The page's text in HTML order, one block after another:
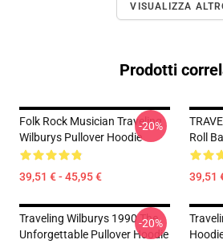
VISUALIZZA
Prodotti
Folk Rock Musician Traveling
Wilburys Pullover Hoodie
39,51 € - 45,95 €
-20%
Roll
39,51
Traveling Wilburys 1990 The
Unforgettable Pullover Hoodie
-20%